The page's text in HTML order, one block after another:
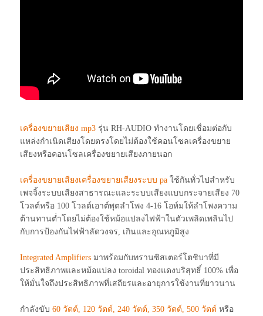
เครื่องขยายเสียง mp3 รุ่น RH-AUDIO ทำงานโดยเชื่อมต่อกับ
แหล่งกำเนิดเสียงโดยตรงโดยไม่ต้องใช้คอนโซลเครื่องขยาย
เสียงหรือคอนโซลเครื่องขยายเสียงภายนอก
เครื่องขยายเสียงเครื่องขยายเสียงระบบ pa ใช้กันทั่วไปสำหรับ
เพจจิ้งระบบเสียงสาธารณะและระบบเสียงแบบกระจายเสียง 70
โวลต์หรือ 100 โวลต์เอาต์พุตลำโพง 4-16 โอห์มให้ลำโพงความ
ต้านทานต่ำโดยไม่ต้องใช้หม้อแปลงไฟฟ้าในตัวเพลิดเพลินไป
กับการป้องกันไฟฟ้าลัดวงจร, เกินและอุณหภูมิสูง
Integrated Amplifiers มาพร้อมกับทรานซิสเตอร์โตชิบาที่มี
ประสิทธิภาพและหม้อแปลง toroidal ทองแดงบริสุทธิ์ 100% เพื่อ
ให้มั่นใจถึงประสิทธิภาพที่เสถียรและอายุการใช้งานที่ยาวนาน
กำลังขับ60 วัตต์, 120 วัตต์, 240 วัตต์, 350 วัตต์, 500 วัตต์ หรือ